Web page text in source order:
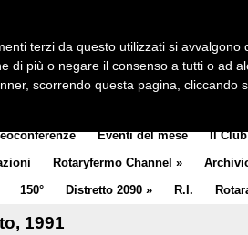
Eventi del mese Il Club
Rotaryfermo Channel »
150° Distretto 2090 » R.I.
1991
terzi da questo utilizzati si
di più o negare il consenso a tutti o ad
scorrendo questa pagina, cliccando